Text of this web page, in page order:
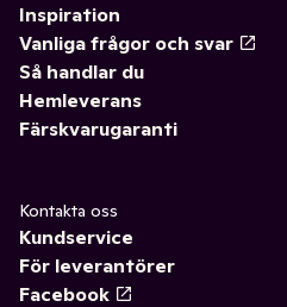
Inspiration
Vanliga frågor och svar
Så handlar du
Hemleverans
Färskvarugaranti
Kontakta oss
Kundservice
För leverantörer
Facebook